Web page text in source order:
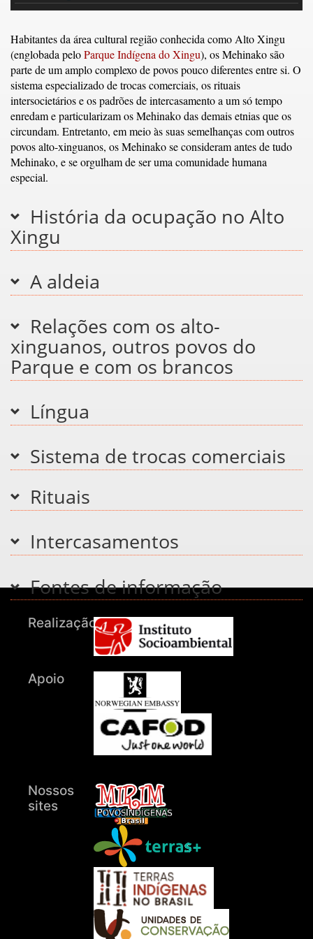
Habitantes da área cultural região conhecida como Alto Xingu
(englobada peloParque Indígena do Xingu), os Mehinako são
parte de um amplo complexo de povos pouco diferentes entre si. O
sistema especializado de trocas comerciais, os rituais
intersocietários e os padrões de intercasamento a um só tempo
enredam e particularizam os Mehinako das demais etnias que os
circundam. Entretanto, em meio às suas semelhanças com outros
povos alto-xinguanos, os Mehinako se consideram antes de tudo
Mehinako, e se orgulham de ser uma comunidade humana
especial.
História da ocupação no Alto
Xingu
A aldeia
Relações com os alto-
xinguanos, outros povos do
Parque e com os brancos
Língua
Sistema de trocas comerciais
Rituais
Intercasamentos
Fontes de informação